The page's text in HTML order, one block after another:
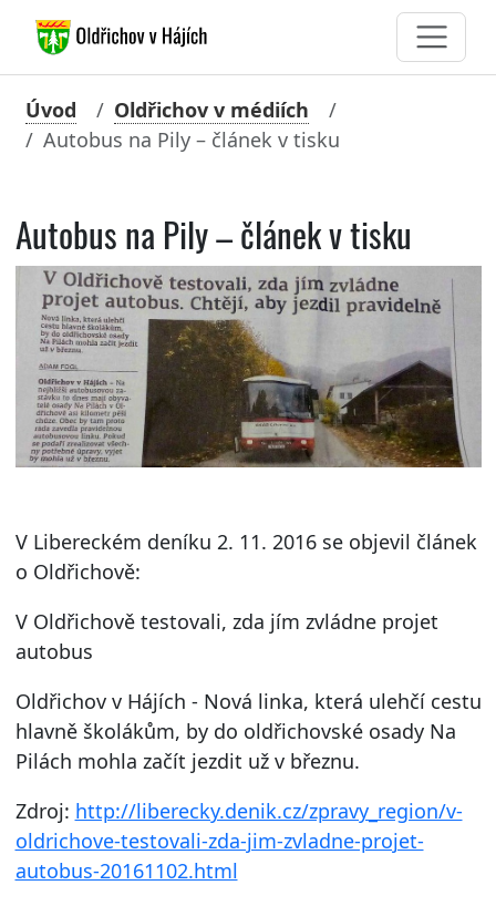
Úvod
Oldřichov v médiích
Autobus na Pily – článek v tisku
Autobus na Pily – článek v tisku
V Libereckém deníku 2. 11. 2016 se objevil článek
o Oldřichově:
V Oldřichově testovali, zda jím zvládne projet
autobus
Oldřichov v Hájích - Nová linka, která ulehčí cestu
hlavně školákům, by do oldřichovské osady Na
Pilách mohla začít jezdit už v březnu.
Zdroj: http://liberecky.denik.cz/zpravy_region/v-
oldrichove-testovali-zda-jim-zvladne-projet-
autobus-20161102.html